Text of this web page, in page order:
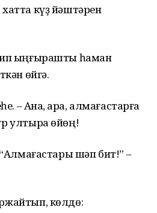
күҙ йәштәрен
ыңғырашты һаман
өйгә.
– Ана, ҡара, алмағастарға
ултыра өйөң!
шәп бит!” –
көлдө: